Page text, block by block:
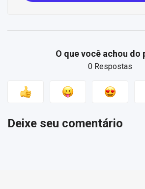
O que você achou do
0 Respostas
Deixe seu comentário